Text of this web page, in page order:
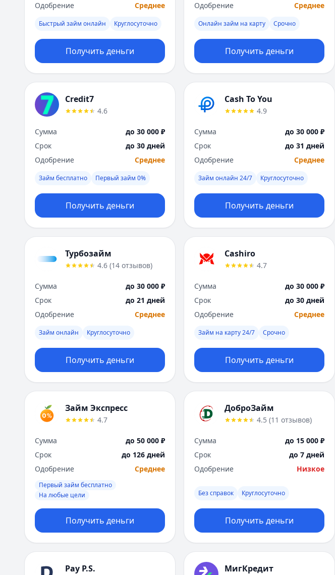
Одобрение
Среднее
Быстрый займ онлайн Круглосуточно
Получить деньги
Одобрение
Среднее
Онлайн займ на карту Срочно
Получить деньги
Credit7
4.6
Сумма
до 30 000 ₽
Срок
до 30 дней
Одобрение
Среднее
Займ бесплатно Первый займ 0%
Получить деньги
Cash To You
4.9
Сумма
до 30 000 ₽
Срок
до 31 дней
Одобрение
Среднее
Займ онлайн 24/7 Круглосуточно
Получить деньги
Турбозайм
4.6 (14 отзывов)
Сумма
до 30 000 ₽
Срок
до 21 дней
Одобрение
Среднее
Займ онлайн Круглосуточно
Получить деньги
Cashiro
4.7
Сумма
до 30 000 ₽
Срок
до 30 дней
Одобрение
Среднее
Займ на карту 24/7 Срочно
Получить деньги
Займ Экспресс
4.7
Сумма
до 50 000 ₽
Срок
до 126 дней
Одобрение
Среднее
Первый займ бесплатно
На любые цели
Получить деньги
ДоброЗайм
4.5 (11 отзывов)
Сумма
до 15 000 ₽
Срок
до 7 дней
Одобрение
Низкое
Без справок Круглосуточно
Получить деньги
Pay P.S. МигКредит